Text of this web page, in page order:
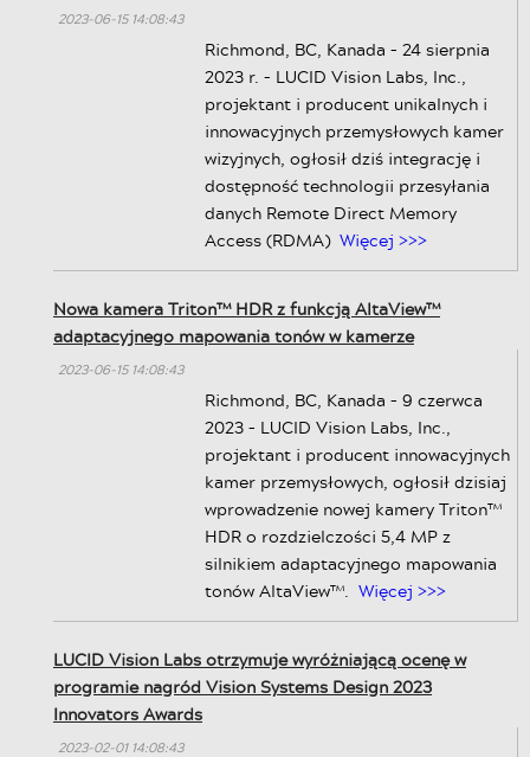
2023-06-15 14:08:43
Richmond, BC, Kanada – 24 sierpnia
2023 r. – LUCID Vision Labs, Inc.,
projektant i producent unikalnych i
innowacyjnych przemysłowych kamer
wizyjnych, ogłosił dziś integrację i
dostępność technologii przesyłania
danych Remote Direct Memory
Access (RDMA) Więcej >>>
Nowa kamera Triton™ HDR z funkcją AltaView™
adaptacyjnego mapowania tonów w kamerze
2023-06-15 14:08:43
Richmond, BC, Kanada – 9 czerwca
2023 – LUCID Vision Labs, Inc.,
projektant i producent innowacyjnych
kamer przemysłowych, ogłosił dzisiaj
wprowadzenie nowej kamery Triton™
HDR o rozdzielczości 5,4 MP z
silnikiem adaptacyjnego mapowania
tonów AltaView™. Więcej >>>
LUCID Vision Labs otrzymuje wyróżniającą ocenę w
programie nagród Vision Systems Design 2023
Innovators Awards
2023-02-01 14:08:43